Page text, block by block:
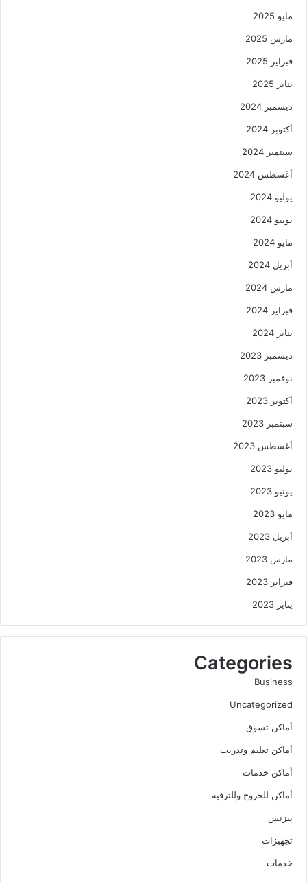
مايو 2025
مارس 2025
فبراير 2025
يناير 2025
ديسمبر 2024
أكتوبر 2024
سبتمبر 2024
أغسطس 2024
يوليو 2024
يونيو 2024
مايو 2024
أبريل 2024
مارس 2024
فبراير 2024
يناير 2024
ديسمبر 2023
نوفمبر 2023
أكتوبر 2023
سبتمبر 2023
أغسطس 2023
يوليو 2023
يونيو 2023
مايو 2023
أبريل 2023
مارس 2023
فبراير 2023
يناير 2023
Categories
Business
Uncategorized
أماكن تسوق
أماكن تعليم وتدريب
أماكن خدمات
أماكن للخروج وللترفيه
بيزنس
تجهيزات
خدمات